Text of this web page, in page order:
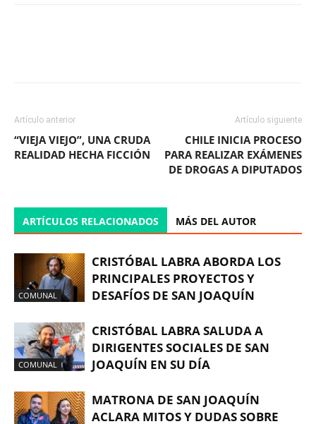
Artículo anterior
“VIEJA VIEJO”, UNA CRUDA
REALIDAD HECHA FICCIÓN
Artículo siguiente
CHILE INICIA PROCESO
PARA REALIZAR EXÁMENES
DE DROGAS A DIPUTADOS
ARTÍCULOS RELACIONADOS MÁS DEL AUTOR
COMUNAL
CRISTÓBAL LABRA ABORDA LOS
PRINCIPALES PROYECTOS Y
DESAFÍOS DE SAN JOAQUÍN
COMUNAL
CRISTÓBAL LABRA SALUDA A
DIRIGENTES SOCIALES DE SAN
JOAQUÍN EN SU DÍA
MATRONA DE SAN JOAQUÍN
ACLARA MITOS Y DUDAS SOBRE